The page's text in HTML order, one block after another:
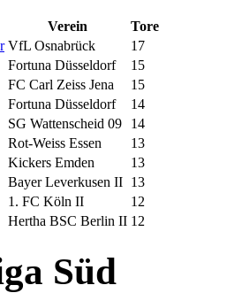
Verein
Tore
VfL Osnabrück
17
Fortuna Düsseldorf
15
FC Carl Zeiss Jena
15
Fortuna Düsseldorf
14
SG Wattenscheid 09
14
Rot-Weiss Essen
13
Kickers Emden
13
Bayer Leverkusen II 13
1. FC Köln II
12
Hertha BSC Berlin II 12
Süd